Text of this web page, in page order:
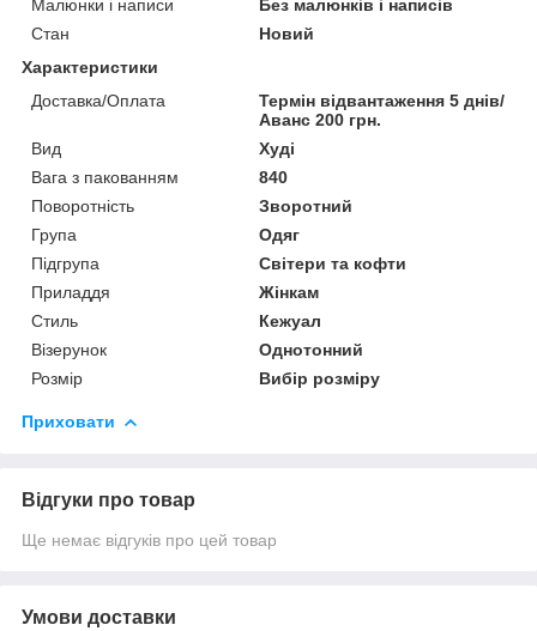
Малюнки і написи
Без малюнків і написів
Стан
Новий
Характеристики
Доставка/Оплата
Термін відвантаження 5 днів/
Аванс 200 грн.
Вид
Худі
Вага з пакованням
840
Поворотність
Зворотний
Група
Одяг
Підгрупа
Світери та кофти
Приладдя
Жінкам
Стиль
Кежуал
Візерунок
Однотонний
Розмір
Вибір розміру
Приховати
Відгуки про товар
Ще немає відгуків про цей товар
Умови доставки